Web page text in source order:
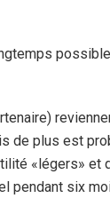
de plus est
«légers» et
pendant six